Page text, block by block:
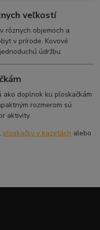
veľkostí
rôznych objemoch a
v prírode. Kovové
údržbu.
doplnok ku ploskačkám
rozmerom sú
aktivity.
, ploskačky v kazetách alebo